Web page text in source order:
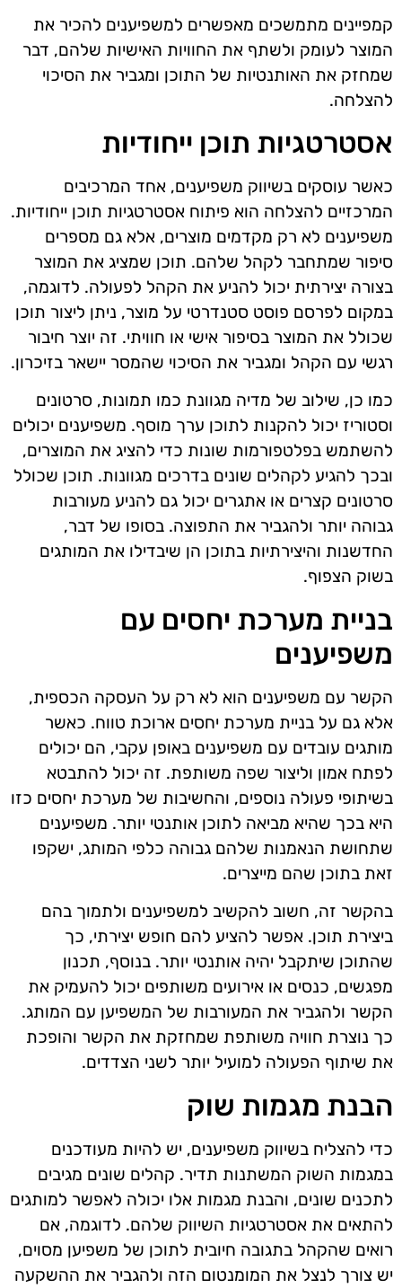
קמפיינים מתמשכים מאפשרים למשפיענים להכיר את
המוצר לעומק ולשתף את החוויות האישיות שלהם, דבר
שמחזק את האותנטיות של התוכן ומגביר את הסיכוי
להצלחה.
אסטרטגיות תוכן ייחודיות
כאשר עוסקים בשיווק משפיענים, אחד המרכיבים
המרכזיים להצלחה הוא פיתוח אסטרטגיות תוכן ייחודיות.
משפיענים לא רק מקדמים מוצרים, אלא גם מספרים
סיפור שמתחבר לקהל שלהם. תוכן שמציג את המוצר
בצורה יצירתית יכול להניע את הקהל לפעולה. לדוגמה,
במקום לפרסם פוסט סטנדרטי על מוצר, ניתן ליצור תוכן
שכולל את המוצר בסיפור אישי או חוויתי. זה יוצר חיבור
רגשי עם הקהל ומגביר את הסיכוי שהמסר יישאר בזיכרון.
כמו כן, שילוב של מדיה מגוונת כמו תמונות, סרטונים
וסטוריז יכול להקנות לתוכן ערך מוסף. משפיענים יכולים
להשתמש בפלטפורמות שונות כדי להציג את המוצרים,
ובכך להגיע לקהלים שונים בדרכים מגוונות. תוכן שכולל
סרטונים קצרים או אתגרים יכול גם להניע מעורבות
גבוהה יותר ולהגביר את התפוצה. בסופו של דבר,
החדשנות והיצירתיות בתוכן הן שיבדילו את המותגים
בשוק הצפוף.
בניית מערכת יחסים עם
משפיענים
הקשר עם משפיענים הוא לא רק על העסקה הכספית,
אלא גם על בניית מערכת יחסים ארוכת טווח. כאשר
מותגים עובדים עם משפיענים באופן עקבי, הם יכולים
לפתח אמון וליצור שפה משותפת. זה יכול להתבטא
בשיתופי פעולה נוספים, והחשיבות של מערכת יחסים כזו
היא בכך שהיא מביאה לתוכן אותנטי יותר. משפיענים
שתחושת הנאמנות שלהם גבוהה כלפי המותג, ישקפו
זאת בתוכן שהם מייצרים.
בהקשר זה, חשוב להקשיב למשפיענים ולתמוך בהם
ביצירת תוכן. אפשר להציע להם חופש יצירתי, כך
שהתוכן שיתקבל יהיה אותנטי יותר. בנוסף, תכנון
מפגשים, כנסים או אירועים משותפים יכול להעמיק את
הקשר ולהגביר את המעורבות של המשפיען עם המותג.
כך נוצרת חוויה משותפת שמחזקת את הקשר והופכת
את שיתוף הפעולה למועיל יותר לשני הצדדים.
הבנת מגמות שוק
כדי להצליח בשיווק משפיענים, יש להיות מעודכנים
במגמות השוק המשתנות תדיר. קהלים שונים מגיבים
לתכנים שונים, והבנת מגמות אלו יכולה לאפשר למותגים
להתאים את אסטרטגיות השיווק שלהם. לדוגמה, אם
רואים שהקהל בתגובה חיובית לתוכן של משפיען מסוים,
יש צורך לנצל את המומנטום הזה ולהגביר את ההשקעה